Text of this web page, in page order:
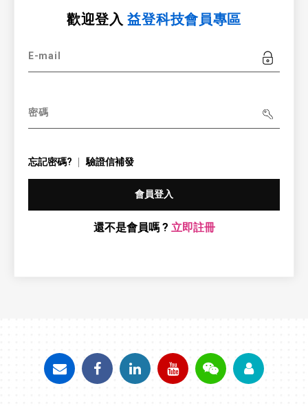
歡迎登入益登科技會員專區
E-mail
密碼
忘記密碼? 驗證信補發
會員登入
還不是會員嗎 ? 立即註冊